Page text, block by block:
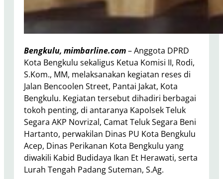
Bengkulu, mimbarline.com– Anggota DPRD
Kota Bengkulu sekaligus Ketua Komisi II, Rodi,
S.Kom., MM, melaksanakan kegiatan reses di
Jalan Bencoolen Street, Pantai Jakat, Kota
Bengkulu. Kegiatan tersebut dihadiri berbagai
tokoh penting, di antaranya Kapolsek Teluk
Segara AKP Novrizal, Camat Teluk Segara Beni
Hartanto, perwakilan Dinas PU Kota Bengkulu
Acep, Dinas Perikanan Kota Bengkulu yang
diwakili Kabid Budidaya Ikan Et Herawati, serta
Lurah Tengah Padang Suteman, S.Ag.